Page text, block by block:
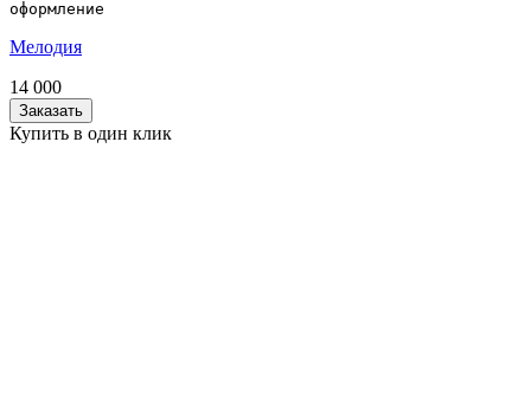
оформление
Мелодия
14 000
Заказать
Купить в один клик